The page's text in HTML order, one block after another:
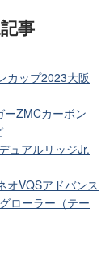
事
カップ2023大阪
ZMCカーボン
ュアルリッジJr.
オVQSアドバンス
ローラー（テー